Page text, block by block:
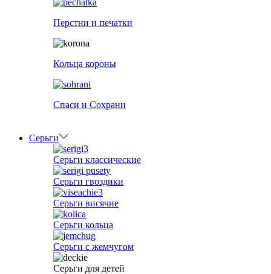
Перстни и печатки
Кольца короны
Спаси и Сохрани
Серьги
Серьги классические
Серьги гвоздики
Серьги висячие
Серьги кольца
Серьги с жемчугом
Серьги для детей